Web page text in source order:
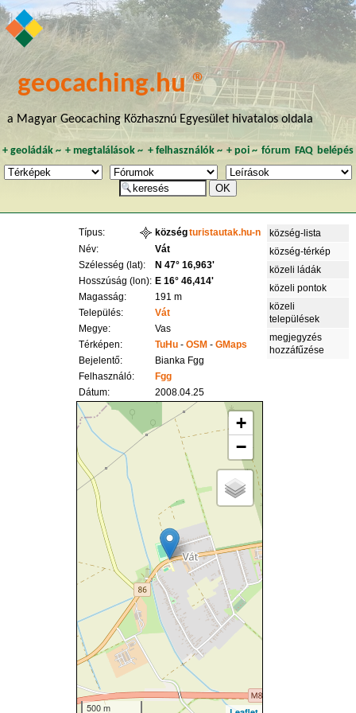
geocaching.hu ®
a Magyar Geocaching Közhasznú Egyesület hivatalos oldala
+ geoládák~ +megtalálások ~ + felhasználók~ + poi~ fórum FAQ belépés
Típus: községturistautak.hu-n
Név:
Vát
Szélesség (lat):
N 47° 16,963'
Hosszúság (lon): E 16° 46,414'
Magasság:
191 m
Település:
Vát
Megye:
Vas
Térképen:
TuHu -OSM -GMaps
Bejelentő:
Bianka Fgg
Felhasználó:
Fgg
Dátum:
2008.04.25
+
−
500 m
község-lista
község-térkép
közeli ládák
közeli pontok
közeli
települések
megjegyzés
hozzáfűzése